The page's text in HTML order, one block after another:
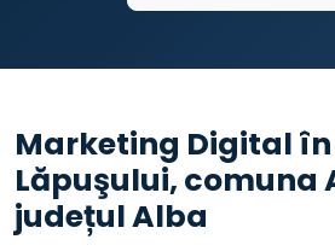
Marketing Digital în
Lăpuşului, comuna
județul Alba